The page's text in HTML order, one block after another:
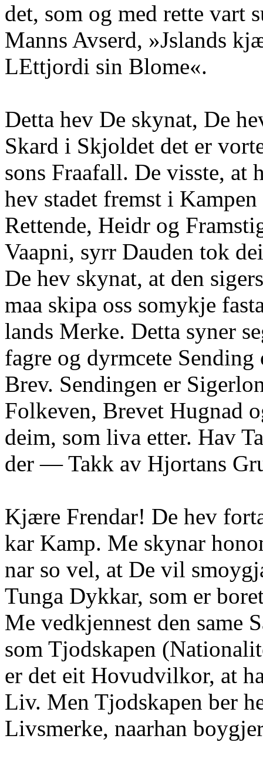
det, som og med rette vart
Manns Avserd, »Jslands
LEttjordi sin Blome«.
Detta hev De skynat, De
Skard i Skjoldet det er
sons Fraafall. De visste, at
hev stadet fremst i
Rettende, Heidr og
Vaapni, syrr Dauden tok
De hev skynat, at den
maa skipa oss somykje
lands Merke. Detta syner
fagre og dyrmcete
Brev. Sendingen er
Folkeven, Brevet Hugnad
deim, som liva etter. Hav
der — Takk av Hjortans
Kjære Frendar! De hev
kar Kamp. Me skynar
nar so vel, at De vil
Tunga Dykkar, som er
Me vedkjennest den same
som Tjodskapen
er det eit Hovudvilkor, at
Liv. Men Tjodskapen ber
Livsmerke, naarhan